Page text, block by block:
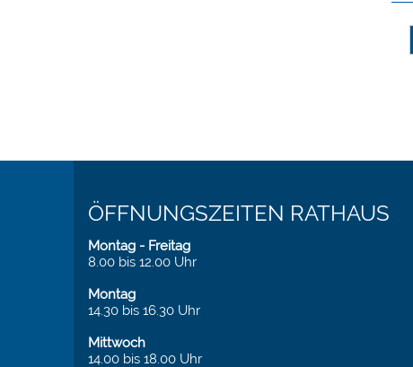
ÖFFNUNGSZEITEN RATHAUS
Montag - Freitag
8.00 bis 12.00 Uhr
Montag
14.30 bis 16.30 Uhr
Mittwoch
14.00 bis 18.00 Uhr